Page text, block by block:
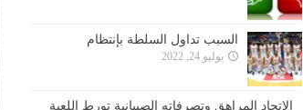
السبب تداول السلطة بإنتظام
يوليو 24, 2022
الإتحاد المراهق وتصرفاته الصبيانية تورط اللعبة